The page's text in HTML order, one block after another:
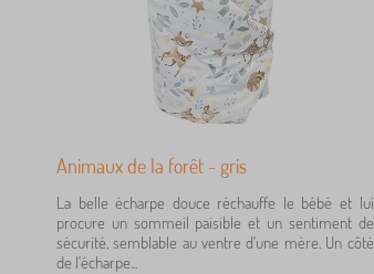
Animaux de la forêt - gris
La belle écharpe douce réchauffe le bébé et lui
procure un sommeil paisible et un sentiment de
sécurité, semblable au ventre d'une mère. Un côté
de l'écharpe...